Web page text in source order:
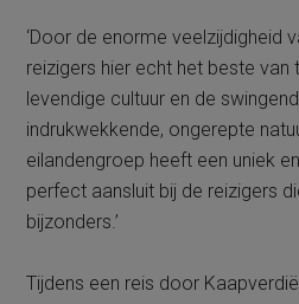
‘Door de enorme veelzijdigheid
reizigers hier echt het beste van
levendige cultuur en de
indrukwekkende, ongerepte
eilandengroep heeft een uniek
perfect aansluit bij de reizigers
bijzonders.’
Tijdens een reis door